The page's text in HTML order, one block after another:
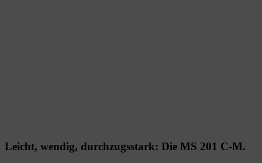
Leicht, wendig, durchzugsstark: Die MS 201 C-M.